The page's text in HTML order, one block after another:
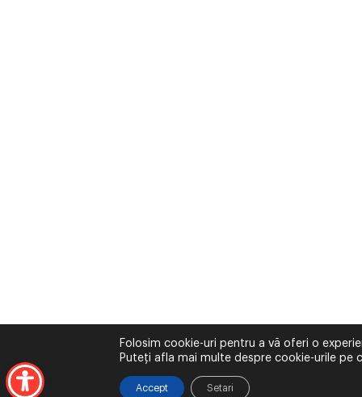
Folosim cookie-uri pentru a vă oferi o
Puteți afla mai multe despre cookie-urile
Accept Setari